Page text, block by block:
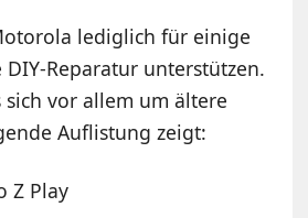
lediglich für einige
Reparatur unterstützen.
vor allem um ältere
Auflistung zeigt:
Z Play